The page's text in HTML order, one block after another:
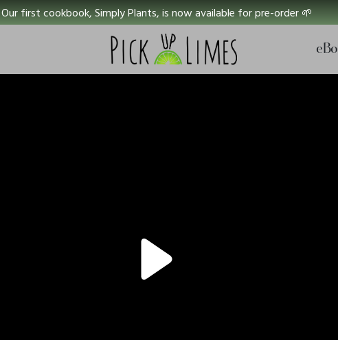
Our first cookbook, Simply Plants, is now available for pre-order 🌱